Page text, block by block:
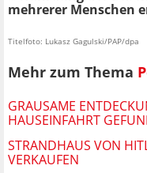
mehrerer Menschen
Titelfoto: Lukasz Gagulski/PAP/dpa
Mehr zum Thema
GRAUSAME
HAUSEINFAHRT
STRANDHAUS VON
VERKAUFEN